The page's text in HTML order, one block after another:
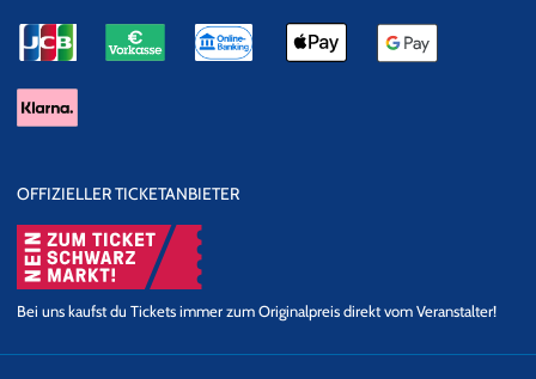
OFFIZIELLER TICKETANBIETER
Bei uns kaufst du Tickets immer zum Originalpreis direkt vom Veranstalter!